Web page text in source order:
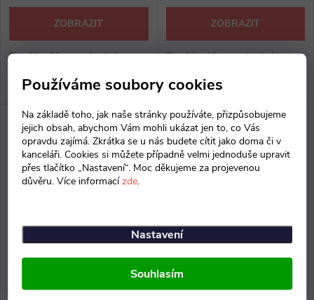
Používáme soubory cookies
Na základě toho, jak naše stránky používáte, přizpůsobujeme
jejich obsah, abychom Vám mohli ukázat jen to, co Vás
opravdu zajímá. Zkrátka se u nás budete cítit jako doma či v
kanceláři. Cookies si můžete případně velmi jednoduše upravit
přes tlačítko „Nastavení“. Moc děkujeme za projevenou
důvěru. Více informacízde.
Nastavení
Souhlasím
ZOBRAZIT
Tloušťka 19 mm, vhodné pro
100 ks v balení
ZOBRAZIT
Tloušťka 10 mm, vhodné pro
100 ks v balení
Plastové hřbety 14 mm, černá Plastové hřbety 38 mm, černá